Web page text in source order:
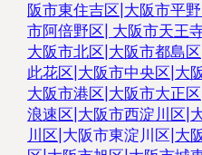
阪市東住吉区 大阪市平
市阿倍野区 大阪市天王
大阪市北区 大阪市都島区
此花区 大阪市中央区 大
大阪市港区 大阪市大正区
浪速区 大阪市西淀川区
川区 大阪市東淀川区 大